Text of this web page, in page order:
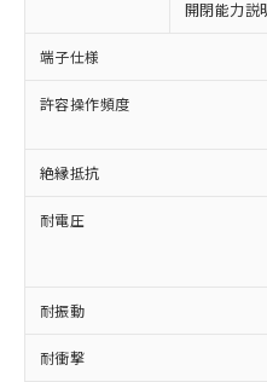
開閉能力説
端子仕様
許容操作頻度
絶縁抵抗
耐電圧
耐振動
耐衝撃
以下の条件をお読
ご利用ください。
本サービスは
商品の当社在
(税抜)を提供
当社制御機器
本サービスの
ことをご了承
在庫状況およ
記載している
タに基づき作
覧された時点
対応予定なし：EU
非含有に非対応の
定はありません。
非含有の対応状況を
非該当品：ライセン
害物質有無と関係の
仕入先様の事情に
いたものが、含有
むを得ず変更するこ
鉛(Pb) 1000ppm以下、
※1 中国RoHS○×
「○」：最大均質材
基準値以下であるこ
「×」：最大均質材
基準値を超えている
「－」：未確認です
*中国RoHS10物質の基準
Pb(鉛) :1000ppm、 Hg(
当社は、これ
為替および外
（以下｢規制貨
または国外へ
国政府の輸出